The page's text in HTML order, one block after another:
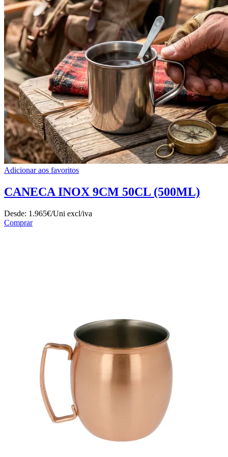
Adicionar aos favoritos
CANECA INOX 9CM 50CL (500ML)
Desde: 1.965€/Uni excl/iva
Comprar